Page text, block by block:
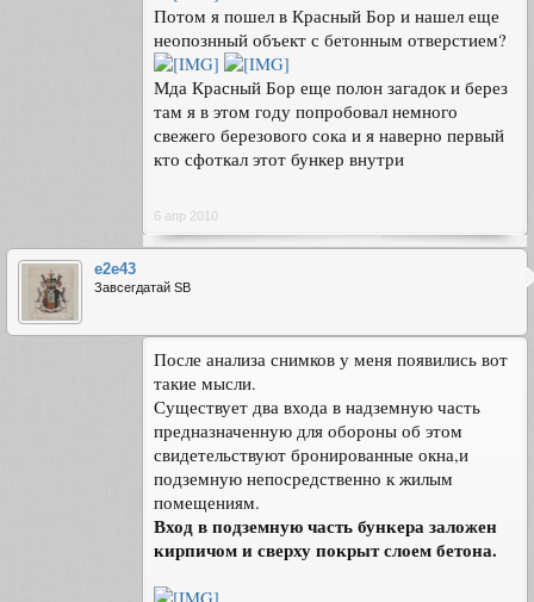
Потом я пошел в Красный Бор и нашел еще
неопознный объект с бетонным отверстием?
Мда Красный Бор еще полон загадок и берез
там я в этом году попробовал немного
свежего березового сока и я наверно первый
кто сфоткал этот бункер внутри
6 апр 2010
e2e43
Завсегдатай SB
После анализа снимков у меня появились вот
такие мысли.
Существует два входа в надземную часть
предназначенную для обороны об этом
свидетельствуют бронированные окна,и
подземную непосредственно к жилым
помещениям.
Вход в подземную часть бункера заложен
кирпичом и сверху покрыт слоем бетона.